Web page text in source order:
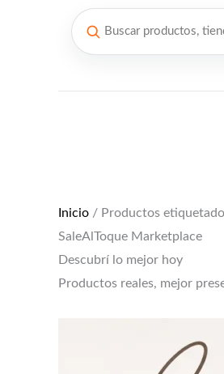
Inicio / Productos
SaleAlToque Marketplace
Descubrí lo mejor hoy
Productos reales, mejor